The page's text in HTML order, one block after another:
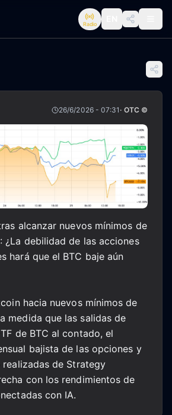
Radio
26/6/2026 - 07:31 · OTC ©
alcanzar nuevos mínimos de
¿La debilidad de las acciones
hará que el BTC baje aún
hacia nuevos mínimos de
medida que las salidas de
de BTC al contado, el
bajista de las opciones y
de Strategy
con los rendimientos de
con IA.